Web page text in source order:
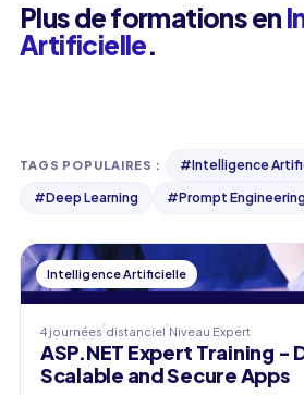
Plus de formations en
Artificielle.
TAGS POPULAIRES : #Intelligence
#Deep Learning #Prompt
Intelligence Artificielle
4 journées distanciel Niveau Expert
ASP.NET Expert Training -
Scalable and Secure Apps